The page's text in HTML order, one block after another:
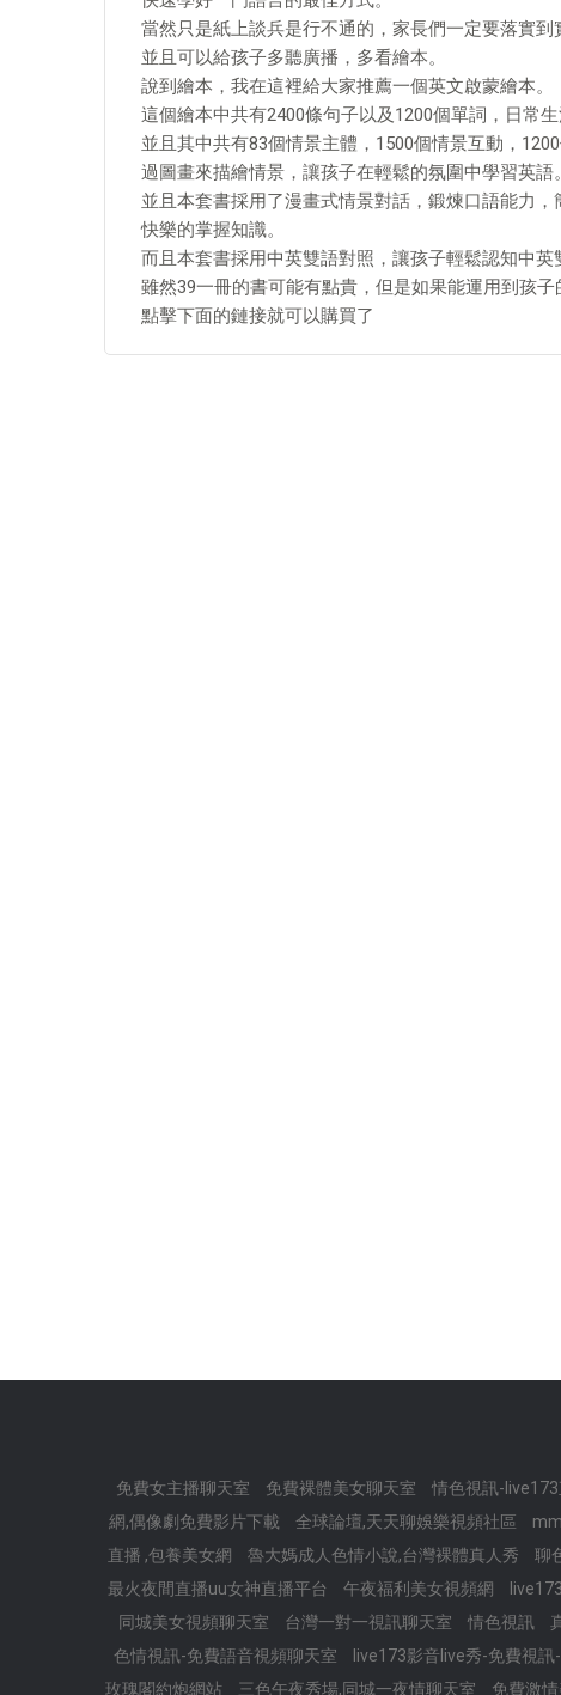
當然只是紙上談兵是行不通的，家長們一定要落實到
並且可以給孩子多聽廣播，多看繪本。
說到繪本，我在這裡給大家推薦一個英文啟蒙繪本。
這個繪本中共有2400條句子以及1200個單詞，日常生
並且其中共有83個情景主體，1500個情景互動，
過圖畫來描繪情景，讓孩子在輕鬆的氛圍中學習英語。
並且本套書採用了漫畫式情景對話，鍛煉口語能力
快樂的掌握知識。
而且本套書採用中英雙語對照，讓孩子輕鬆認知中英
雖然39一冊的書可能有點貴，但是如果能運用到孩子
點擊下面的鏈接就可以購買了
免費女主播聊天室 免費裸體美女聊天室 情色視訊-live173
網,偶像劇免費影片下載
全球論壇,天天聊娛樂視頻社區
直播 ,包養美女網
魯大媽成人色情小說,台灣裸體真人秀 聊
最火夜間直播uu女神直播平台
午夜福利美女視頻網
同城美女視頻聊天室
台灣一對一視訊聊天室 情色視訊
色情視訊-免費語音視頻聊天室
live173影音live秀-免費視
玫瑰閣約炮網站
三色午夜秀場,同城一夜情聊天室 免費激